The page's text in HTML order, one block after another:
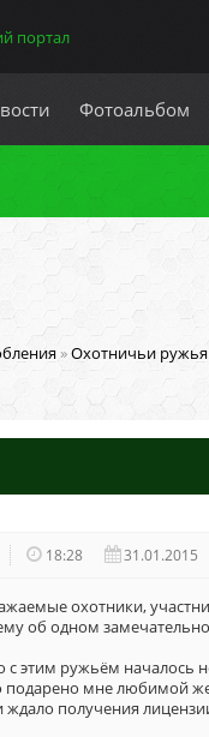
портал
Фотоальбом
»Охотничьи ружья
18:28 31.01.2015
охотники,
об одном
с этим ружьём началось
мне любимой
ждало получения